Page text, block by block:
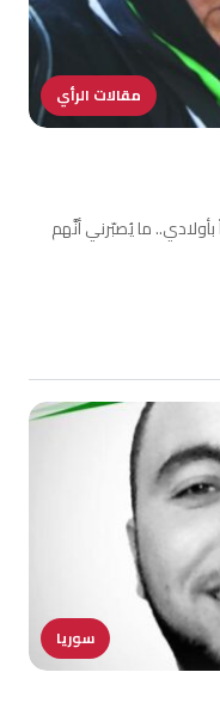
مقالات الرأي
ما يُصبّرني أنَّهم
سوريا